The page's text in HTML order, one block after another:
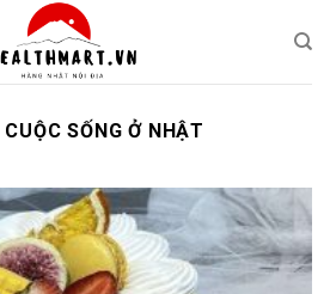
CUỘC SỐNG Ở NHẬT